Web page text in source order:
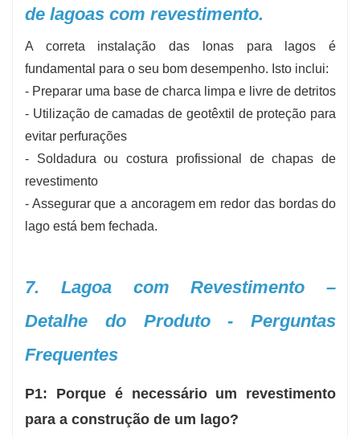
de lagoas com revestimento.
A correta instalação das lonas para lagos é
fundamental para o seu bom desempenho. Isto inclui:
- Preparar uma base de charca limpa e livre de detritos
- Utilização de camadas de geotêxtil de proteção para
evitar perfurações
- Soldadura ou costura profissional de chapas de
revestimento
- Assegurar que a ancoragem em redor das bordas do
lago está bem fechada.
7. Lagoa com Revestimento –
Detalhe do Produto - Perguntas
Frequentes
P1: Porque é necessário um revestimento
para a construção de um lago?